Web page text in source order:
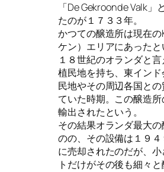
「De Gekroonde Valk 」
たのが１７３３年。
かつての醸造所は現在
ケン）エリアにあったと
１８世紀のオランダと
植民地を持ち、東イン
民地やその周辺各国と
ていた時期。この醸造
輸出されたという。
その結果オランダ最大
のの、その設備は１９
に売却されたのだが、
トだけがその後も細々と